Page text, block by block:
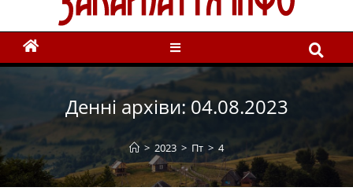
Денні архіви: 04.08.2023
> 2023 > Пт > 4